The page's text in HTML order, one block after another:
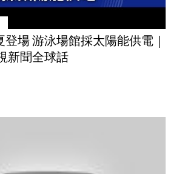
場 游泳場館採太陽能供電｜
新聞全球話